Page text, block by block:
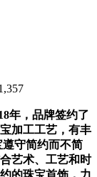
年，品牌签约了
加工工艺，有丰
守简约而不简
艺术、工艺和时
的珠宝首饰，力